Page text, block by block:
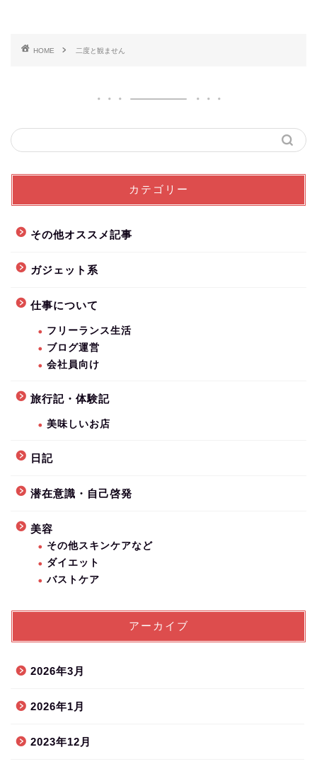
HOME 二度と観ません
カテゴリー
その他オススメ記事
ガジェット系
仕事について
フリーランス生活
ブログ運営
会社員向け
旅行記・体験記
美味しいお店
日記
潜在意識・自己啓発
美容
その他スキンケアなど
ダイエット
バストケア
アーカイブ
2026年3月
2026年1月
2023年12月